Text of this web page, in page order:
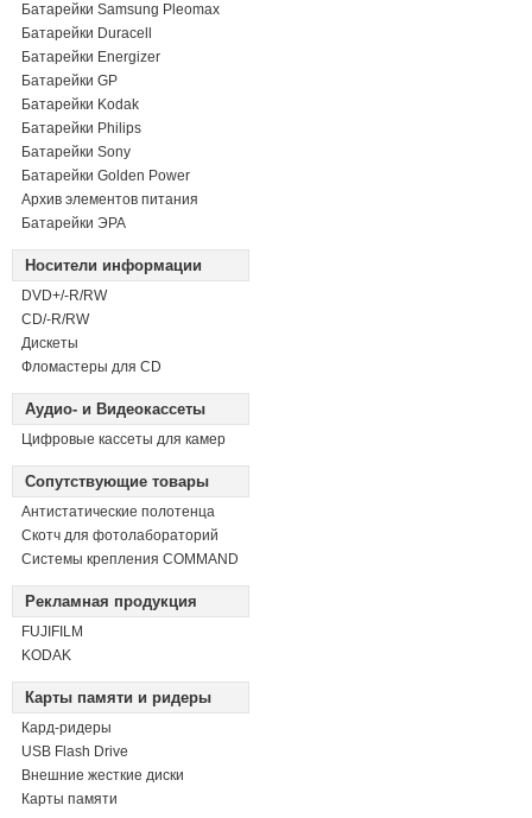
Батарейки Samsung Pleomax
Батарейки Duracell
Батарейки Energizer
Батарейки GP
Батарейки Kodak
Батарейки Philips
Батарейки Sony
Батарейки Golden Power
Архив элементов питания
Батарейки ЭРА
Носители информации
DVD+/-R/RW
СD/-R/RW
Дискеты
Фломастеры для CD
Аудио- и Видеокассеты
Цифровые кассеты для камер
Сопутствующие товары
Антистатические полотенца
Скотч для фотолабораторий
Системы крепления COMMAND
Рекламная продукция
FUJIFILM
KODAK
Карты памяти и ридеры
Кард-ридеры
USB Flash Drive
Внешние жесткие диски
Карты памяти